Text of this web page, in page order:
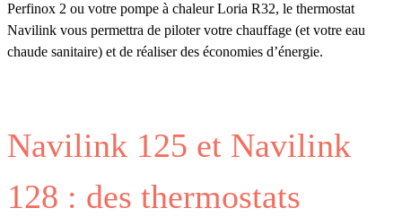
Perfinox 2 ou votre pompe à chaleur Loria R32, le thermostat
Navilink vous permettra de piloter votre chauffage (et votre eau
chaude sanitaire) et de réaliser des économies d’énergie.
Navilink 125 et Navilink
128 : des thermostats